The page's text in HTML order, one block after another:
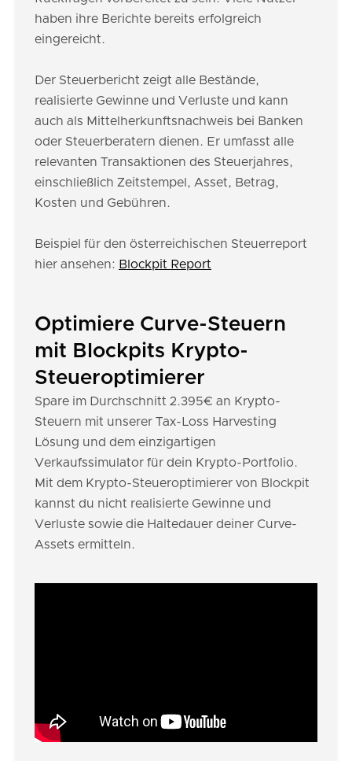
haben ihre Berichte bereits erfolgreich
eingereicht.
Der Steuerbericht zeigt alle Bestände,
realisierte Gewinne und Verluste und kann
auch als Mittelherkunftsnachweis bei Banken
oder Steuerberatern dienen. Er umfasst alle
relevanten Transaktionen des Steuerjahres,
einschließlich Zeitstempel, Asset, Betrag,
Kosten und Gebühren.
Beispiel für den österreichischen Steuerreport
hier ansehen: Blockpit Report
Optimiere Curve-Steuern
mit Blockpits Krypto-
Steueroptimierer
Spare im Durchschnitt 2.395€ an Krypto-
Steuern mit unserer Tax-Loss Harvesting
Lösung und dem einzigartigen
Verkaufssimulator für dein Krypto-Portfolio.
Mit dem Krypto-Steueroptimierer von Blockpit
kannst du nicht realisierte Gewinne und
Verluste sowie die Haltedauer deiner Curve-
Assets ermitteln.